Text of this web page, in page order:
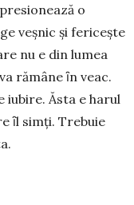
o
veşnic şi fericeşte
nu e din lumea
rămâne ȋn veac.
iubire. Ăsta e harul
ȋl simţi. Trebuie